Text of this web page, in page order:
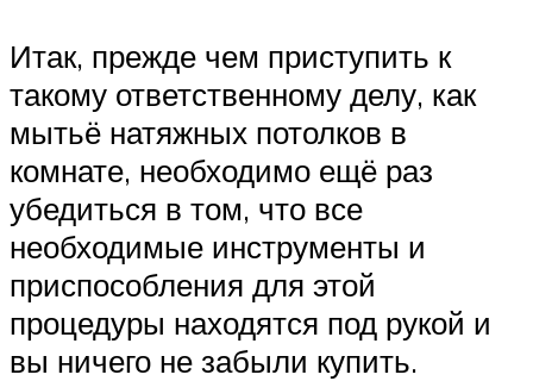
Итак, прежде чем приступить к
такому ответственному делу, как
мытьё натяжных потолков в
комнате, необходимо ещё раз
убедиться в том, что все
необходимые инструменты и
приспособления для этой
процедуры находятся под рукой и
вы ничего не забыли купить.